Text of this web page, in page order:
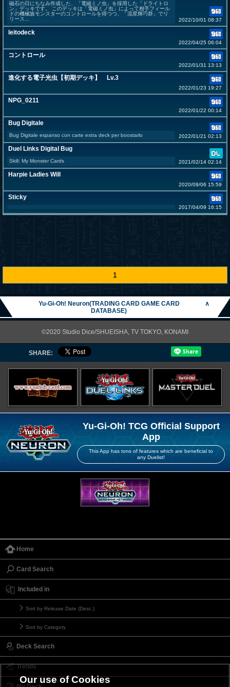
磁石の日にちなみ作成した、「電磁ミノ虫」を採用した「ドライトロ
ン」デッキです。 このデッキは「電磁ミノ虫」によって相手フィール
ドの機械族モンスターのコントロールを得つつ、「流星輝巧群」でリ
リース...
2022/10/01 08:37
leitodeck
2022/04/25 06:04
コントロール
2022/01/31 13:13
進化する電子光虫【初期デッキ】 Lv.3
2022/01/23 19:27
NPG_0211
2022/01/22 00:14
Bug Digitale
Bug Digitale espanso con carte extra deck per boostarlo 2022/01/21 02:13
Duel Links Digital Bug
Skill: My Monster Cards 2021/02/14 02:14
Harpie Ladies Will
2020/09/06 15:59
Sticky
2017/04/09 16:15
1
Yu-Gi-Oh! Neuron(TRADING CARD GAME CARD
DATABASE)
∧
©2020 Studio Dice/SHUEISHA, TV TOKYO, KONAMI
SHARE:
Yu-Gi-Oh! TCG Official Support
App
This App has tons of features which are beneficial to
any Duelist!
Home
Card Search
Included in
Sort by Release Date (Desc.)
Sort by Category
Deck Search
Trends
Our use of Cookies